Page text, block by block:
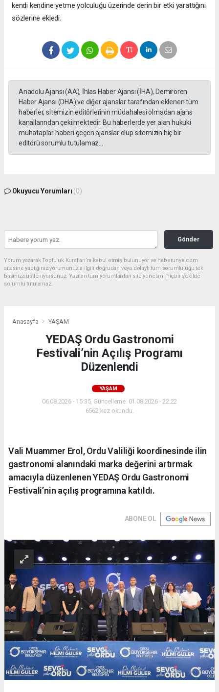
kendi kendine yetme yolculuğu üzerinde derin bir etki yarattığını
sözlerine ekledi.
Anadolu Ajansı (AA), İhlas Haber Ajansı (İHA), Demirören
Haber Ajansı (DHA) ve diğer ajanslar tarafından eklenen tüm
haberler, sitemizin editörlerinin müdahalesi olmadan ajans
kanallarından çekilmektedir. Bu haberlerde yer alan hukuki
muhataplar haberi geçen ajanslar olup sitemizin hiç bir
editörü sorumlu tutulamaz...
Okuyucu Yorumları (0)
Gönder
Yorum yazarak Topluluk Kuralları’nı kabul etmiş bulunuyor ve haberunye.com
sitesine yaptığınız yorumunuzla ilgili doğrudan veya dolaylı tüm sorumluluğu tek
başınıza üstleniyorsunuz. Yazılan tüm yorumlardan site yönetimi hiçbir şekilde
sorumlu tutulamaz.
Anasayfa YAŞAM
YEDAŞ Ordu Gastronomi
Festivali’nin Açılış Programı
Düzenlendi
YAŞAM
06.08.2026 - 15:35, Güncelleme: 01.08.2026 - 22:22
6562 kez okundu.
Vali Muammer Erol, Ordu Valiliği koordinesinde ilin
gastronomi alanındaki marka değerini artırmak
amacıyla düzenlenen YEDAŞ Ordu Gastronomi
Festivali’nin açılış programına katıldı.
ABONE OL